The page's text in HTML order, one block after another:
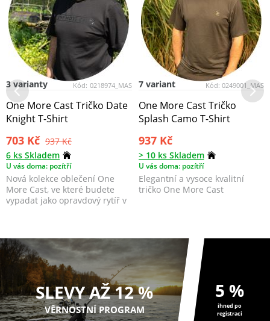
Kód: 0218974_MAS
3 varianty
One More Cast Tričko Date
Knight T-Shirt
703 Kč 937 Kč
6 ks Skladem
U vás doma: pozítří
Nová kolekce oblečení One
More Cast, ve které budete
vypadat jako opravdový rytíř v
Kód: 0249001_MAS
7 variant
One More Cast Tričko
Splash Camo T-Shirt
937 Kč
> 10 ks Skladem
U vás doma: pozítří
Elegantní a vysoce kvalitní
tričko One More Cast
SLEVY AŽ 12 %
VĚRNOSTNÍ PROGRAM
5 %
ihned po
registraci